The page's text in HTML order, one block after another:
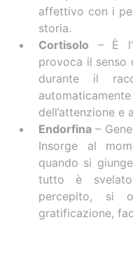
affettivo con i
storia.
Cortisolo – È
provoca il senso
durante il
dell’attenzione e
Endorfina –
Insorge al
quando si
tutto è
percepito, si
gratificazione,